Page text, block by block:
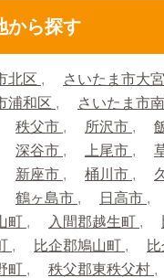
から探す
北区 さいたま市大
浦和区 さいたま市
秩父市 所沢市
深谷市 上尾市
新座市 桶川市
鶴ヶ島市 日高市
町 入間郡越生町
比企郡鳩山町
町 秩父郡東秩父村